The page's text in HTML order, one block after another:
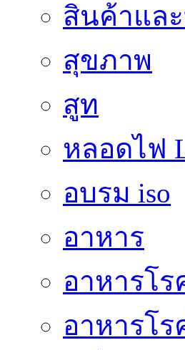
สินค้าแล
สุขภาพ
สูท
หลอดไฟ
อบรม iso
อาหาร
อาหารโร
อาหารโร